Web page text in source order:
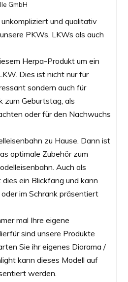
GmbH
und qualitativ
PKWs, LKWs als auch
Herpa-Produkt um ein
Dies ist nicht nur für
sondern auch für
zum Geburtstag, als
oder für den Nachwuchs
zu Hause. Dann ist
optimale Zubehör zum
Auch als
ein Blickfang und kann
im Schrank präsentiert
mal Ihre eigene
sind unsere Produkte
Sie ihr eigenes Diorama /
kann dieses Modell auf
werden.